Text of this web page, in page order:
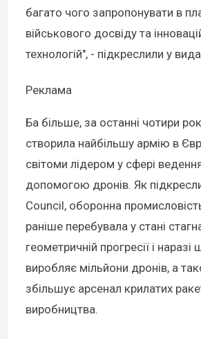
багато чого запропонувати в
військового досвіду та
технологій", - підкреслили у
Реклама
Ба більше, за останні чотири
створила найбільшу армію в
світоми лідером у сфері
допомогою дронів. Як
Council, оборонна
раніше перебувала у стані
геометричній прогресії і наразі
виробляє мільйони дронів, а
збільшує арсенал крилатих
виробництва.